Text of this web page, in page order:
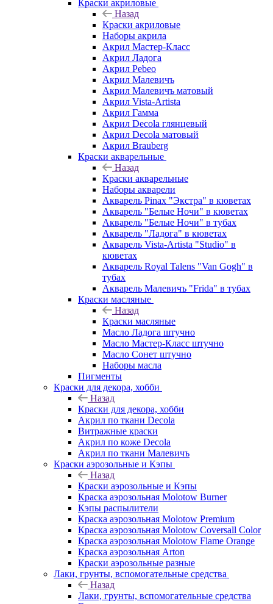
Краски акриловые
Назад
Краски акриловые
Наборы акрила
Акрил Мастер-Класс
Акрил Ладога
Акрил Pebeo
Акрил Малевичъ
Акрил Малевичъ матовый
Акрил Vista-Artista
Акрил Гамма
Акрил Decola глянцевый
Акрил Decola матовый
Акрил Brauberg
Краски акварельные
Назад
Краски акварельные
Наборы акварели
Акварель Pinax "Экстра" в кюветах
Акварель "Белые Ночи" в кюветах
Акварель "Белые Ночи" в тубах
Акварель "Ладога" в кюветах
Акварель Vista-Artista "Studio" в
кюветах
Акварель Royal Talens "Van Gogh" в
тубах
Акварель Малевичъ "Frida" в тубах
Краски масляные
Назад
Краски масляные
Масло Ладога штучно
Масло Мастер-Класс штучно
Масло Сонет штучно
Наборы масла
Пигменты
Краски для декора, хобби
Назад
Краски для декора, хобби
Акрил по ткани Decola
Витражные краски
Акрил по коже Decola
Акрил по ткани Малевичъ
Краски аэрозольные и Кэпы
Назад
Краски аэрозольные и Кэпы
Краска аэрозольная Molotow Burner
Кэпы распылители
Краска аэрозольная Molotow Premium
Краска аэрозольная Molotow Coversall Color
Краска аэрозольная Molotow Flame Orange
Краска аэрозольная Arton
Краски аэрозольные разные
Лаки, грунты, вспомогательные средства
Назад
Лаки, грунты, вспомогательные средства